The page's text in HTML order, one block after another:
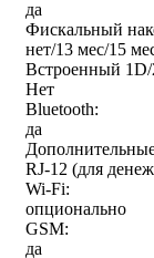
да
Фискальный
нет/13 мес/15
Встроенный 1D/
Нет
Bluetooth:
да
RJ-12 (для
Wi-Fi:
опционально
GSM:
да